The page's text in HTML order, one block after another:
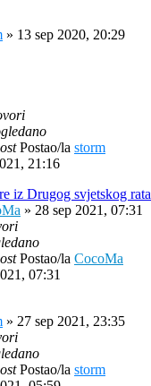
» 13 sep 2020, 20:29
Postao/la storm
21:16
iz Drugog svjetskog rata
» 28 sep 2021, 07:31
Postao/la CocoMa
07:31
» 27 sep 2021, 23:35
Postao/la storm